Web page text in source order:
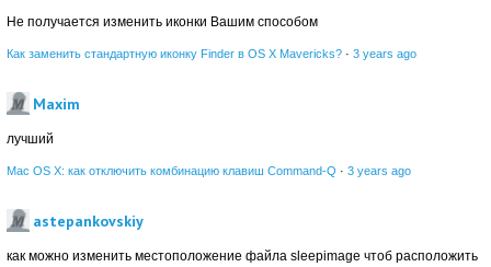
Не получается изменить иконки Вашим способом
Как заменить стандартную иконку Finder в OS X Mavericks? · 3 years ago
Maxim
лучший
Mac OS X: как отключить комбинацию клавиш Command-Q · 3 years ago
astepankovskiy
как можно изменить местоположение файла sleepimage чтоб расположить